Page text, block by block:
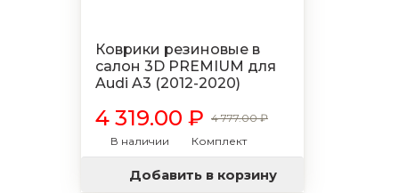
Коврики резиновые в
салон 3D PREMIUM для
Audi A3 (2012-2020)
4 319.00 ₽ 4 777.00 ₽
В наличии
Комплект
Добавить в корзину